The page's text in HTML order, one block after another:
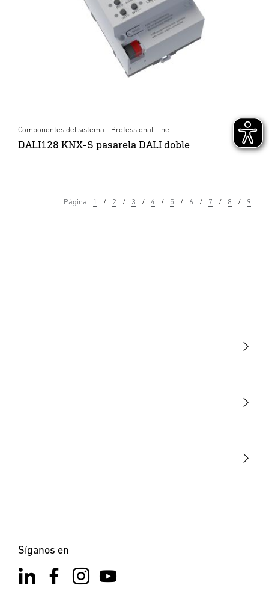
Componentes del sistema - Professional Line
DALI128 KNX-S pasarela DALI doble
Página 1 2 3 4 5 6 7 8 9
Síganos en